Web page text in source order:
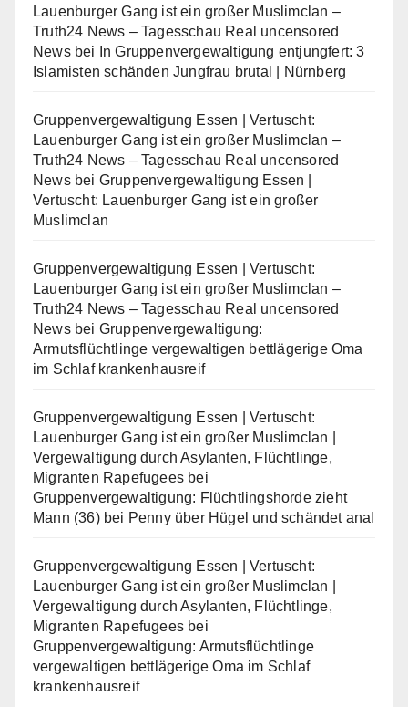
Lauenburger Gang ist ein großer Muslimclan –
Truth24 News – Tagesschau Real uncensored
Newsbei
In Gruppenvergewaltigung entjungfert: 3
Islamisten schänden Jungfrau brutal | Nürnberg
Gruppenvergewaltigung Essen | Vertuscht:
Lauenburger Gang ist ein großer Muslimclan –
Truth24 News – Tagesschau Real uncensored
Newsbei Gruppenvergewaltigung Essen |
Vertuscht: Lauenburger Gang ist ein großer
Muslimclan
Gruppenvergewaltigung Essen | Vertuscht:
Lauenburger Gang ist ein großer Muslimclan –
Truth24 News – Tagesschau Real uncensored
Newsbei Gruppenvergewaltigung:
Armutsflüchtlinge vergewaltigen bettlägerige Oma
im Schlaf krankenhausreif
Gruppenvergewaltigung Essen | Vertuscht:
Lauenburger Gang ist ein großer Muslimclan |
Vergewaltigung durch Asylanten, Flüchtlinge,
Migranten Rapefugees bei
Gruppenvergewaltigung: Flüchtlingshorde zieht
Mann (36) bei Penny über Hügel und schändet anal
Gruppenvergewaltigung Essen | Vertuscht:
Lauenburger Gang ist ein großer Muslimclan |
Vergewaltigung durch Asylanten, Flüchtlinge,
Migranten Rapefugees bei
Gruppenvergewaltigung: Armutsflüchtlinge
vergewaltigen bettlägerige Oma im Schlaf
krankenhausreif